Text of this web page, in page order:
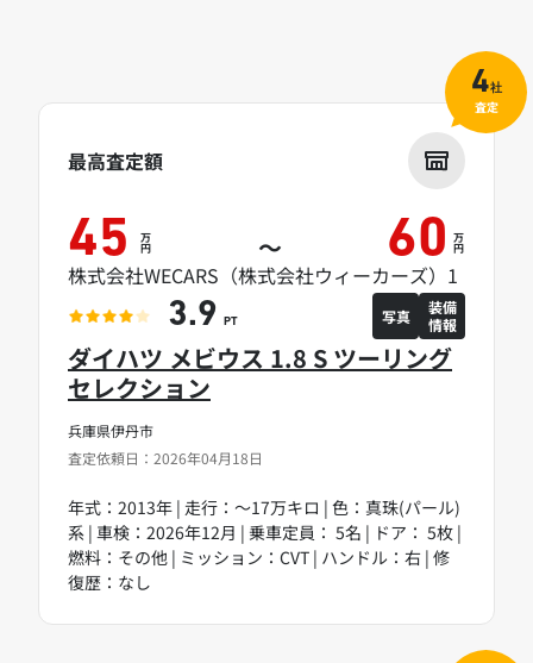
兵庫県伊丹市
査定依頼日：2026年04月18日
ダイハツ メビウス 1.8 S ツーリング
セレクション
年式：2013年 | 走行：～17万キロ | 色：真珠(パール)
系 | 車検：2026年12月 | 乗車定員： 5名 | ドア： 5枚 |
燃料：その他 | ミッション：CVT | ハンドル：右 | 修
復歴：なし
最高査定額
45 万
円 ～ 60 万
円
株式会社WECARS（株式会社ウィーカーズ）1
3.9 PT 写真
装備
情報
4社
査定